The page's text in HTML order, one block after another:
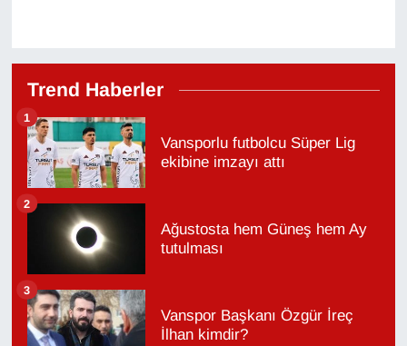
Trend Haberler
Vansporlu futbolcu Süper Lig
ekibine imzayı attı
1
Ağustosta hem Güneş hem Ay
tutulması
2
Vanspor Başkanı Özgür İreç
İlhan kimdir?
3